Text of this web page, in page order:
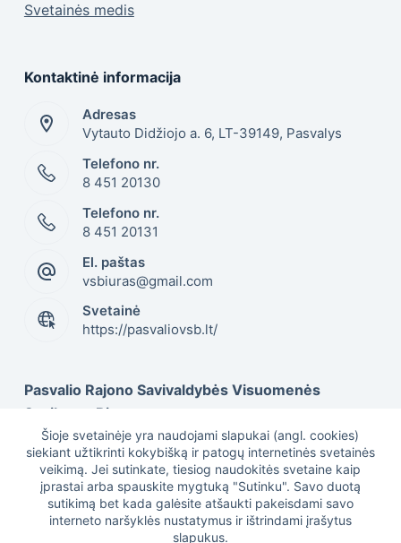
Šioje svetainėje yra naudojami slapukai (angl. cookies)
siekiant užtikrinti kokybišką ir patogų internetinės svetainės
veikimą. Jei sutinkate, tiesiog naudokitės svetaine kaip
įprastai arba spauskite mygtuką "Sutinku". Savo duotą
sutikimą bet kada galėsite atšaukti pakeisdami savo
interneto naršyklės nustatymus ir ištrindami įrašytus
slapukus.
Svetainės medis
Kontaktinė informacija
Adresas
Vytauto Didžiojo a. 6, LT-39149, Pasvalys
Telefono nr.
8 451 20130
Telefono nr.
8 451 20131
El. paštas
vsbiuras@gmail.com
Svetainė
https://pasvaliovsb.lt/
Pasvalio Rajono Savivaldybės Visuomenės
Sveikatos Biuras
Duomenys kaupiami ir saugomi Juridinių asmenų
registre, kodas 301505617